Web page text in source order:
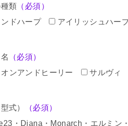
類 （必須）
ンドハープ
アイリッシュハー
（必須）
ンアンドヒーリー
サルヴィ
式）
（必須）
・Diana・Monarch・エルミン